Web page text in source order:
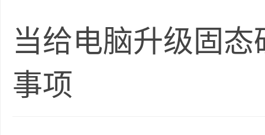
当给电脑升级固
事项